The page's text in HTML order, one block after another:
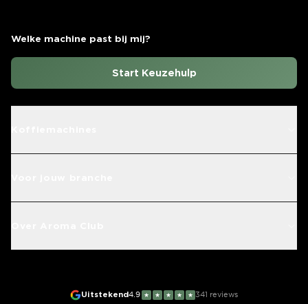
Welke machine past bij mij?
Start Keuzehulp
Uitstekend4.9 ★ ★ ★ ★ ★ 341 reviews